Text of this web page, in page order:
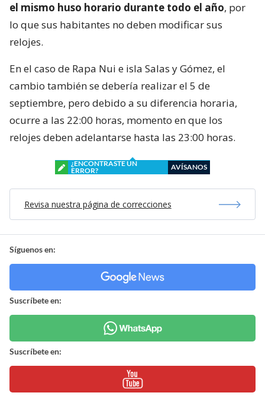
el mismo huso horario durante todo el año, por
lo que sus habitantes no deben modificar sus
relojes.
En el caso de Rapa Nui e isla Salas y Gómez, el
cambio también se debería realizar el 5 de
septiembre, pero debido a su diferencia horaria,
ocurre a las 22:00 horas, momento en que los
relojes deben adelantarse hasta las 23:00 horas.
¿ENCONTRASTE UN
ERROR?
AVÍSANOS
Revisa nuestra página de correcciones
Síguenos en:
Suscríbete en:
Suscríbete en: